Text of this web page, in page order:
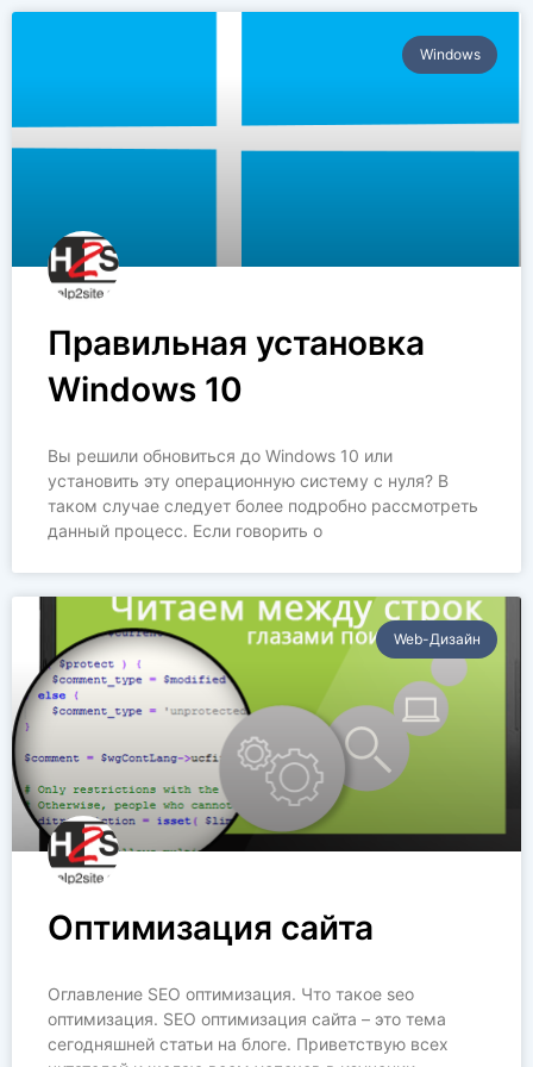
Windows
Правильная установка
Windows 10
Вы решили обновиться до Windows 10 или
установить эту операционную систему с нуля? В
таком случае следует более подробно рассмотреть
данный процесс. Если говорить о
Web-Дизайн
Оптимизация сайта
Оглавление SEO оптимизация. Что такое seo
оптимизация. SEO оптимизация сайта – это тема
сегодняшней статьи на блоге. Приветствую всех